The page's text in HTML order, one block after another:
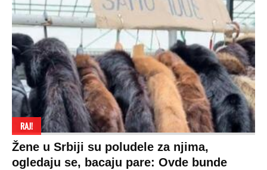
RAJ!
Žene u Srbiji su poludele za njima,
ogledaju se, bacaju pare: Ovde bunde